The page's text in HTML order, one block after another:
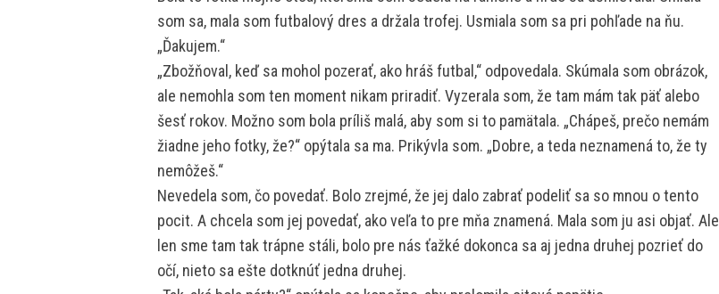
som sa, mala som futbalový dres a držala trofej. Usmiala som sa pri pohľade na ňu.
„Ďakujem.“
„Zbožňoval, keď sa mohol pozerať, ako hráš futbal,“ odpovedala. Skúmala som obrázok,
ale nemohla som ten moment nikam priradiť. Vyzerala som, že tam mám tak päť alebo
šesť rokov. Možno som bola príliš malá, aby som si to pamätala. „Chápeš, prečo nemám
žiadne jeho fotky, že?“ opýtala sa ma. Prikývla som. „Dobre, a teda neznamená to, že ty
nemôžeš.“
Nevedela som, čo povedať. Bolo zrejmé, že jej dalo zabrať podeliť sa so mnou o tento
pocit. A chcela som jej povedať, ako veľa to pre mňa znamená. Mala som ju asi objať. Ale
len sme tam tak trápne stáli, bolo pre nás ťažké dokonca sa aj jedna druhej pozrieť do
očí, nieto sa ešte dotknúť jedna druhej.